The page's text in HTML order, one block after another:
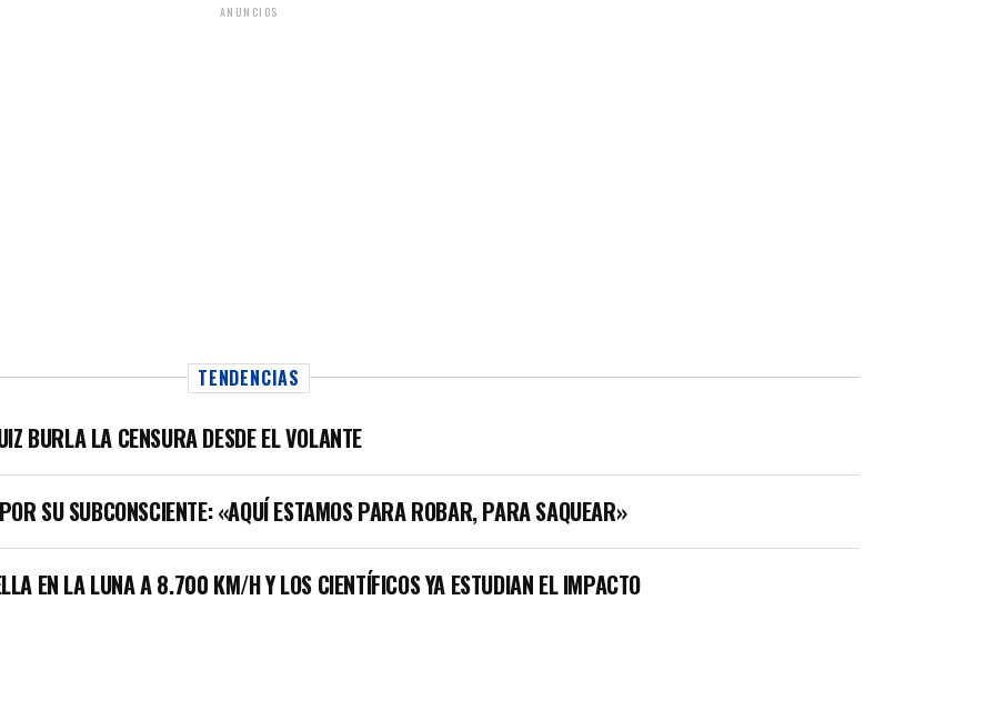
ANUNCIOS
TENDENCIAS
BURLA LA CENSURA DESDE EL VOLANTE
SU SUBCONSCIENTE: «AQUÍ ESTAMOS PARA ROBAR, PARA SAQUEAR»
EN LA LUNA A 8.700 KM/H Y LOS CIENTÍFICOS YA ESTUDIAN EL IMPACTO